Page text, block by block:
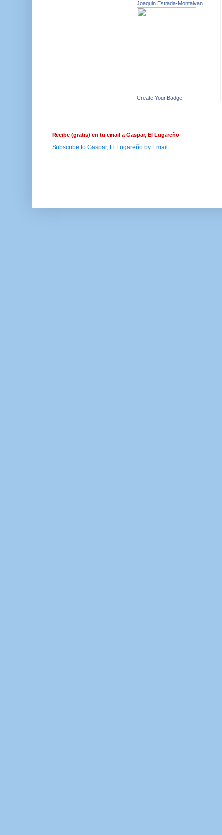
Joaquin Estrada-Montalvan
Create Your Badge
Recibe (gratis) en tu email a Gaspar, El Lugareño
Subscribe to Gaspar, El Lugareño by Email